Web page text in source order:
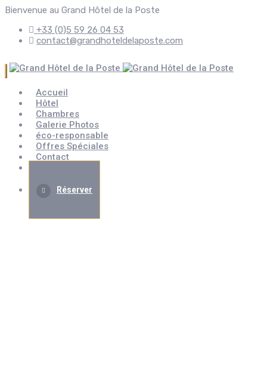
Bienvenue au Grand Hôtel de la Poste
+33 (0)5 59 26 04 53
contact@grandhoteldelaposte.com
Accueil
Hôtel
Chambres
Galerie Photos
éco-responsable
Offres Spéciales
Contact
Réserver